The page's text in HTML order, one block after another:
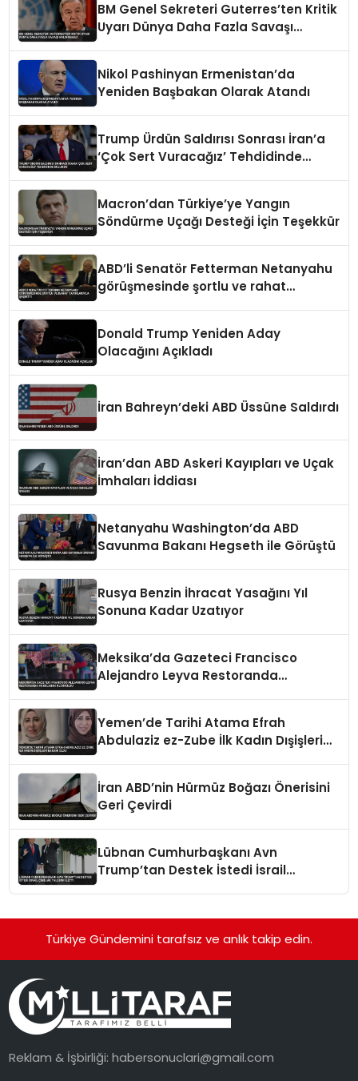
BM Genel Sekreteri Guterres’ten Kritik
Uyarı Dünya Daha Fazla Savaşı
Nikol Pashinyan Ermenistan’da
Yeniden Başbakan Olarak Atandı
Trump Ürdün Saldırısı Sonrası İran’a
‘Çok Sert Vuracağız’ Tehdidinde
Macron’dan Türkiye’ye Yangın
Söndürme Uçağı Desteği İçin Teşekkür
ABD’li Senatör Fetterman Netanyahu
görüşmesinde şortlu ve rahat
Donald Trump Yeniden Aday
Olacağını Açıkladı
İran Bahreyn’deki ABD Üssüne Saldırdı
İran’dan ABD Askeri Kayıpları ve Uçak
İmhaları İddiası
Netanyahu Washington’da ABD
Savunma Bakanı Hegseth ile Görüştü
Rusya Benzin İhracat Yasağını Yıl
Sonuna Kadar Uzatıyor
Meksika’da Gazeteci Francisco
Alejandro Leyva Restoranda
Yemen’de Tarihi Atama Efrah
Abdulaziz ez-Zube İlk Kadın Dışişleri
İran ABD’nin Hürmüz Boğazı Önerisini
Geri Çevirdi
Lübnan Cumhurbaşkanı Avn
Trump’tan Destek İstedi İsrail
Türkiye Gündemini tarafsız ve anlık takip edin.
Reklam & İşbirliği:habersonuclari@gmail.com